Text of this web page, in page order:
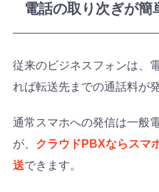
電話の取り次ぎが簡
従来のビジネスフォンは、
れば転送先までの通話料が
通常スマホへの発信は一般
が、 クラウドPBXならスマ
送できます。